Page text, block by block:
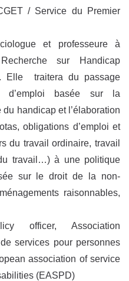
/ Service du Premier
et professeure à
sur Handicap
Elle traitera du passage
d’emploi basée sur la
handicap et l’élaboration
obligations d’emploi et
du travail ordinaire, travail
travail…) à une politique
sur le droit de la non-
raisonnables,
officer, Association
services pour personnes
association of service
(EASPD)